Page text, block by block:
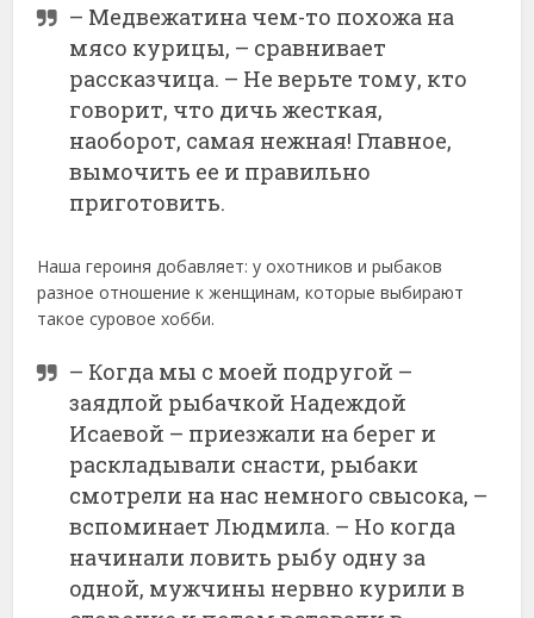
– Медвежатина чем-то похожа на
мясо курицы, – сравнивает
рассказчица. – Не верьте тому, кто
говорит, что дичь жесткая,
наоборот, самая нежная! Главное,
вымочить ее и правильно
приготовить.
Наша героиня добавляет: у охотников и рыбаков
разное отношение к женщинам, которые выбирают
такое суровое хобби.
– Когда мы с моей подругой –
заядлой рыбачкой Надеждой
Исаевой – приезжали на берег и
раскладывали снасти, рыбаки
смотрели на нас немного свысока, –
вспоминает Людмила. – Но когда
начинали ловить рыбу одну за
одной, мужчины нервно курили в